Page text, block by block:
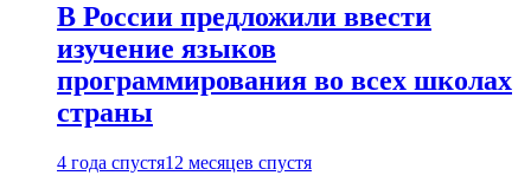
В России предложили ввести
изучение языков
программирования во всех школах
страны
4 года спустя12 месяцев спустя